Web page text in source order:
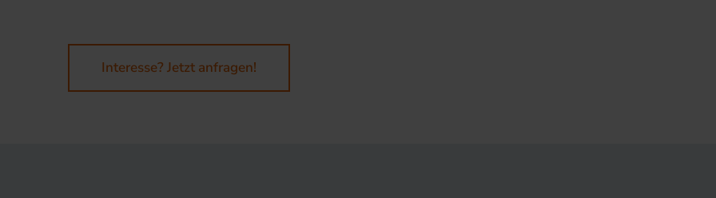
Interesse? Jetzt anfragen!